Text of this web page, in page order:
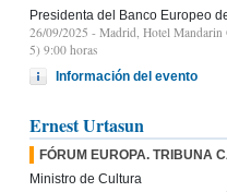
Presidenta del Banco Europeo
26/09/2025 - Madrid, Hotel Mandarin
5) 9:00 horas
Información del evento
Ernest Urtasun
FÓRUM EUROPA. TRIBUNA
Ministro de Cultura